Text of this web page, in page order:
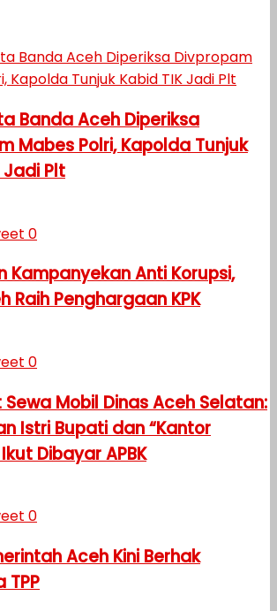
Banda Aceh Diperiksa
Mabes Polri, Kapolda Tunjuk
Jadi Plt
0
Kampanyekan Anti Korupsi,
Raih Penghargaan KPK
0
Sewa Mobil Dinas Aceh Selatan:
Istri Bupati dan “Kantor
Dibayar APBK
0
Aceh Kini Berhak
TPP